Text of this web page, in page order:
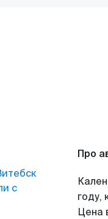
с
Про
году,
Цена